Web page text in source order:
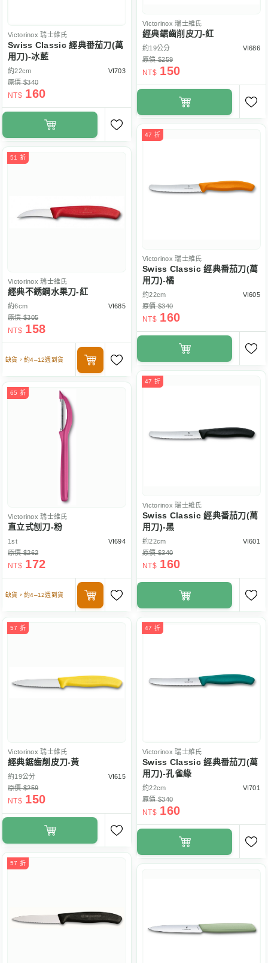
Victorinox 瑞士維氏
經典鋸齒削皮刀-紅
約19公分
VI686
原價 $259
NT$ 150
Victorinox 瑞士維氏
Swiss Classic 經典番茄刀(萬
用刀)-冰藍
約22cm
VI703
原價 $340
NT$ 160
47 折
Victorinox 瑞士維氏
Swiss Classic 經典番茄刀(萬
用刀)-橘
約22cm
VI605
原價 $340
NT$ 160
51 折
Victorinox 瑞士維氏
經典不銹鋼水果刀-紅
約6cm
VI685
原價 $305
NT$ 158
缺貨，約4–12週到貨
47 折
Victorinox 瑞士維氏
Swiss Classic 經典番茄刀(萬
用刀)-黑
約22cm
VI601
原價 $340
NT$ 160
65 折
Victorinox 瑞士維氏
直立式刨刀-粉
1st
VI694
原價 $262
NT$ 172
缺貨，約4–12週到貨
57 折
Victorinox 瑞士維氏
經典鋸齒削皮刀-黃
約19公分
VI615
原價 $259
NT$ 150
47 折
Victorinox 瑞士維氏
Swiss Classic 經典番茄刀(萬
用刀)-孔雀綠
約22cm
VI701
原價 $340
NT$ 160
57 折